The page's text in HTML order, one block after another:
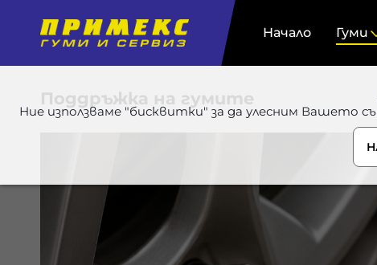
Ние използваме "бисквитки" за да улесним Вашето
Начало Гуми
Поддръжка на гумите